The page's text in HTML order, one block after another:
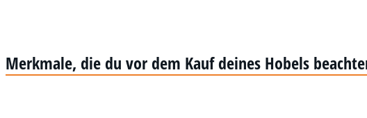
Merkmale, die du vor dem Kauf deines Hobels